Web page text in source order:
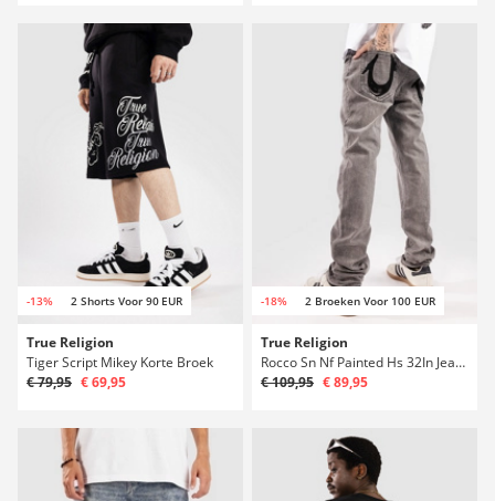
-13% 2 Shorts Voor 90 EUR
True Religion
Tiger Script Mikey Korte Broek
€ 79,95 € 69,95
-18% 2 Broeken Voor 100 EUR
True Religion
Rocco Sn Nf Painted Hs 32In Jeans
€ 109,95 € 89,95